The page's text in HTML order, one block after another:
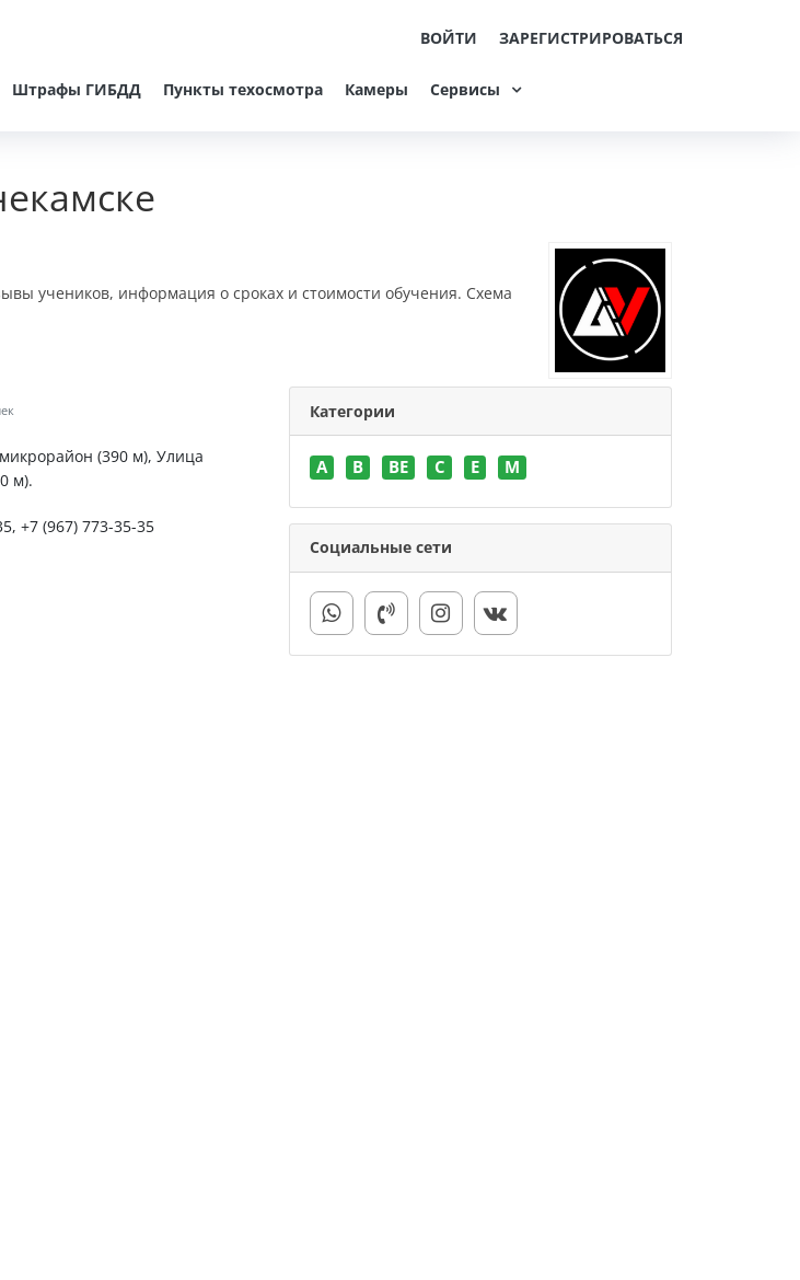
ВОЙТИ ЗАРЕГИСТРИРОВАТЬСЯ
Штрафы ГИБДД Пункты техосмотра Камеры Сервисы
учеников, информация о сроках и стоимости обучения. Схема
(390 м), Улица
м).
+7 (967) 773-35-35
Категории
A B BE C E M
Социальные сети